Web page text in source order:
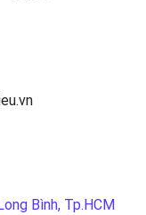
Bình, Tp.HCM